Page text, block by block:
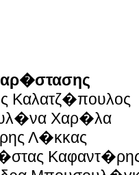
Καλατζ�πουλος
Χαρ�λα
Λ�κκας